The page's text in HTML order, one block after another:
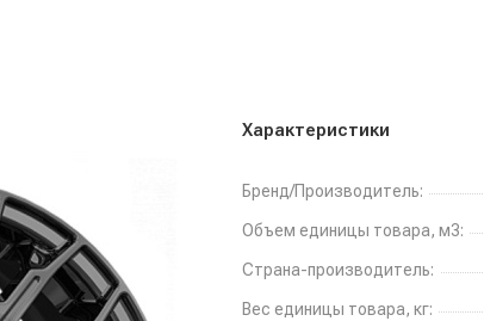
Характеристики
Бренд/Производитель:
Объем единицы товара, м3:
Страна-производитель:
Вес единицы товара, кг: